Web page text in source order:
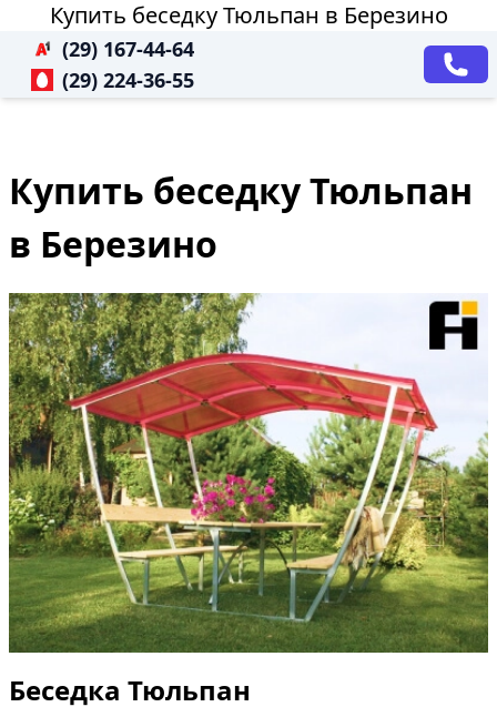
Купить беседку Тюльпан в Березино
(29) 167-44-64
(29) 224-36-55
Купить беседку Тюльпан
в Березино
Беседка Тюльпан